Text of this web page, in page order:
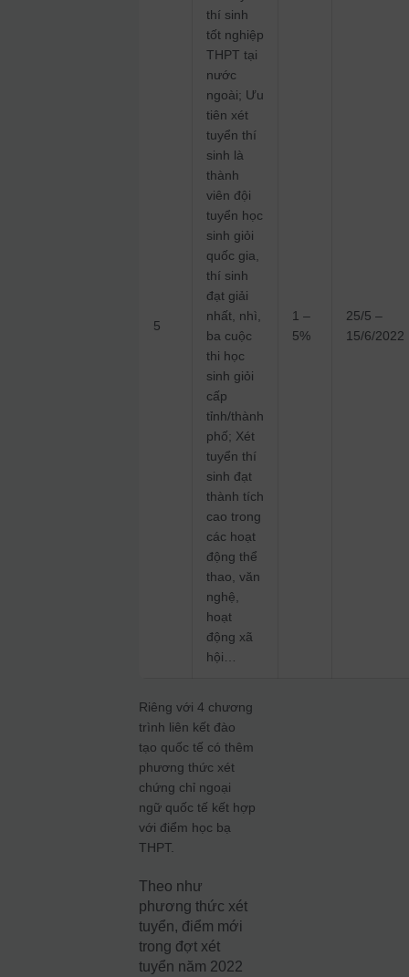
5
thí sinh
tốt nghiệp
THPT tại
nước
ngoài; Ưu
tiên xét
tuyển thí
sinh là
thành
viên đội
tuyển học
sinh giỏi
quốc gia,
thí sinh
đạt giải
nhất, nhì,
ba cuộc
thi học
sinh giỏi
cấp
tỉnh/thành
phố; Xét
tuyển thí
sinh đạt
thành tích
cao trong
các hoạt
động thể
thao, văn
nghệ,
hoạt
động xã
hội…
1 –
5%
25/5 –
15/6/2022
Riêng với 4 chương
trình liên kết đào
tạo quốc tế có thêm
phương thức xét
chứng chỉ ngoại
ngữ quốc tế kết hợp
với điểm học bạ
THPT.
Theo như
phương thức xét
tuyển, điểm mới
trong đợt xét
tuyển năm 2022